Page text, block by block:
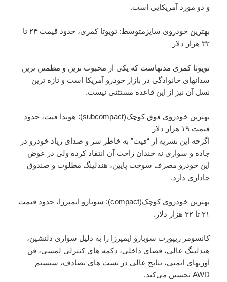
و دو مورد آمریکایی است.
بهترین خودروی سایزمتوسط: تویوتا کمری، حدود قیمت ۲۴ تا
۳۲ هزار دلار
تویوتا کمری مدتهاست که یکی از محبوب ترین و مطمئن ترین
سدانهای خانوادگی در بازار خودرو آمریکا است و تازه ترین
نسل آن نیز از این قاعده مستثنی نیست.
بهترین خودروی فوق کوچک(subcompact): هوندا فیت، حدود
قیمت ۱۹ هزار دلار
اگرچه این نشریه از “فیت” به خاطر سر و صدای زیاد خودرو در
جاده و سواری نه چندان راحت آن انتقاد کرده ولی در عوض
این خودرو مصرف سوخت پایین، هندلینگ مطلوب و صندوق
جاداری دارد.
بهترین خودروی کوچک(compact): سوبارو ایمپرزا، حدود قیمت
۲۱ تا ۲۲ هزار دلار.
کانسومر ریپورت سوبارو ایمپرزا را به دلیل سواری دلنشین،
هندلینگ عالی، فضای داخلی، دکمه های کنترلی لمسی، فن
آوریهای ایمنی، نتایج عالی در تست های تصادف، سیستم
AWD تحسین می‌کند.